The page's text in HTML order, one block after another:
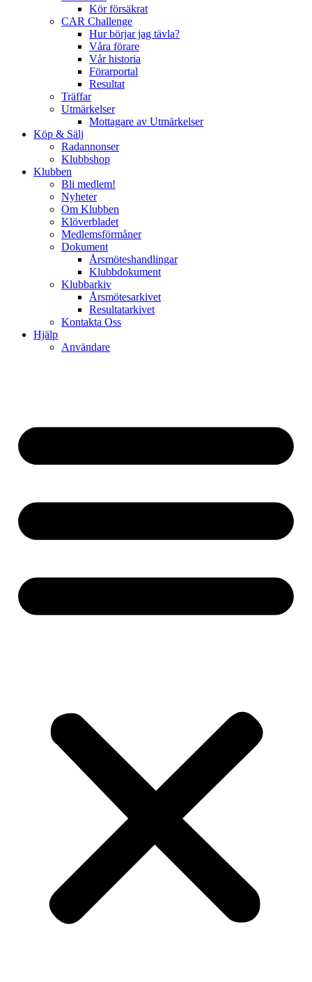
Kör försäkrat
CAR Challenge
Hur börjar jag tävla?
Våra förare
Vår historia
Förarportal
Resultat
Träffar
Utmärkelser
Mottagare av Utmärkelser
Köp & Sälj
Radannonser
Klubbshop
Klubben
Bli medlem!
Nyheter
Om Klubben
Klöverbladet
Medlemsförmåner
Dokument
Årsmöteshandlingar
Klubbdokument
Klubbarkiv
Årsmötesarkivet
Resultatarkivet
Kontakta Oss
Hjälp
Användare